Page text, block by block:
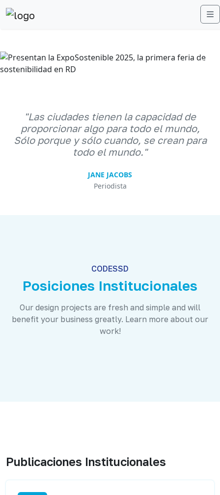
Anterior
"Las ciudades tienen la capacidad de
proporcionar algo para todo el mundo,
Sólo porque y sólo cuando, se crean para
todo el mundo."
JANE JACOBS
Periodista
CODESSD
Posiciones Institucionales
Our design projects are fresh and simple and will
benefit your business greatly. Learn more about our
work!
Publicaciones Institucionales